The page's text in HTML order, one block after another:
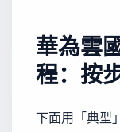
華為雲
程：按
下面用「典型